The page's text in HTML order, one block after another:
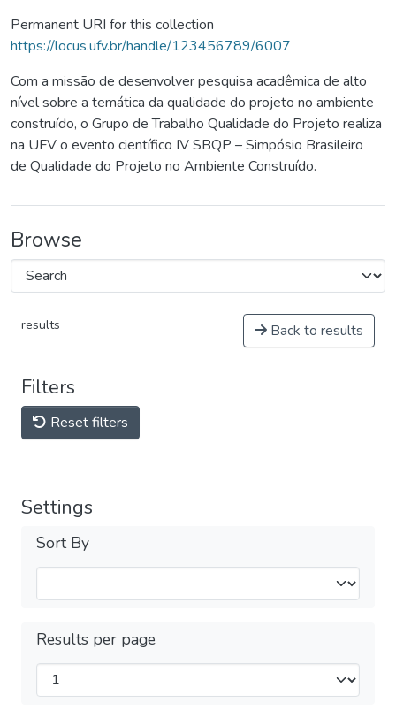
Permanent URI for this collection
https://locus.ufv.br/handle/123456789/6007
Com a missão de desenvolver pesquisa acadêmica de alto
nível sobre a temática da qualidade do projeto no ambiente
construído, o Grupo de Trabalho Qualidade do Projeto realiza
na UFV o evento científico IV SBQP – Simpósio Brasileiro
de Qualidade do Projeto no Ambiente Construído.
Browse
results Back to results
Filters
Reset filters
Settings
Sort By
Results per page